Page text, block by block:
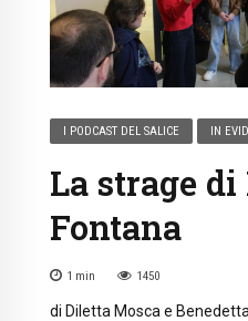
I PODCAST DEL SALICE IN
La strage di
Fontana
1 min 1450
di Diletta Mosca e